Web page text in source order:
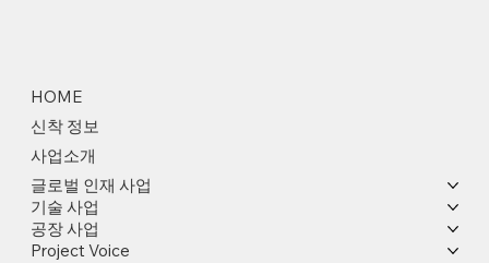
HOME
신착 정보
사업소개
글로벌 인재 사업
기술 사업
공장 사업
Project Voice